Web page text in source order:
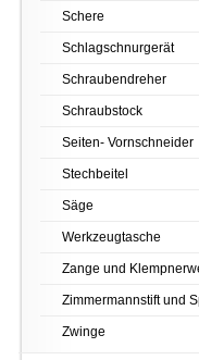
Schere
Schlagschnurgerät
Schraubendreher
Schraubstock
Seiten- Vornschneider
Stechbeitel
Säge
Werkzeugtasche
Zange und
Zimmermannstift und
Zwinge